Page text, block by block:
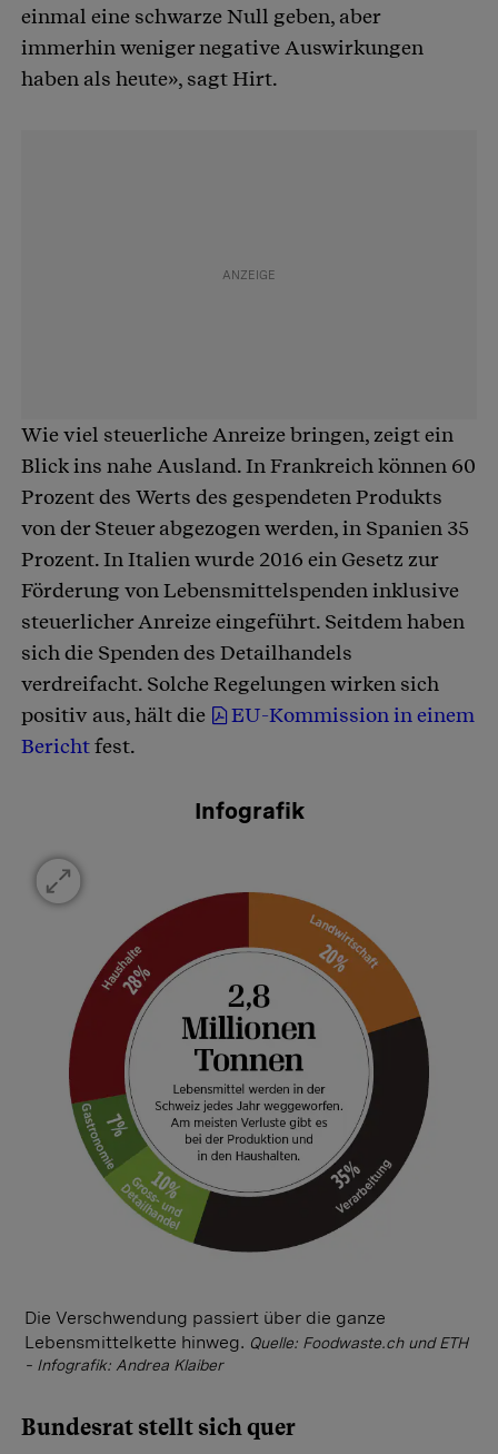
einmal eine schwarze Null geben, aber
immerhin weniger negative Auswirkungen
haben als heute», sagt Hirt.
Wie viel steuerliche Anreize bringen, zeigt ein
Blick ins nahe Ausland. In Frankreich können 60
Prozent des Werts des gespendeten Produkts
von der Steuer abgezogen werden, in Spanien 35
Prozent. In Italien wurde 2016 ein Gesetz zur
Förderung von Lebensmittelspenden inklusive
steuerlicher Anreize eingeführt. Seitdem haben
sich die Spenden des Detailhandels
verdreifacht. Solche Regelungen wirken sich
positiv aus, hält die
EU-Kommission in einem
Berichtfest.
Infografik
Die Verschwendung passiert über die ganze
Lebensmittelkette hinweg. Quelle: Foodwaste.ch und ETH
– Infografik: Andrea Klaiber
Bundesrat stellt sich quer